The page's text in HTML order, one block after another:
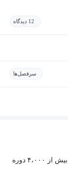
12 دیدگاه
سرفصل‌ها
با خرید اشتراک مکتب‌پلاس، علاوه بر این دوره، به بیش از ۴،۰۰۰ دوره